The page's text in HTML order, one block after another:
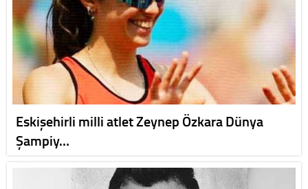
Eskişehirli milli atlet Zeynep Özkara Dünya
Şampiy…